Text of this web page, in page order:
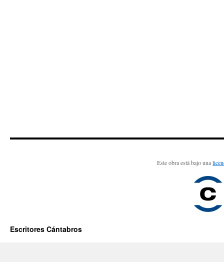
Este obra está bajo una
Escritores Cántabros